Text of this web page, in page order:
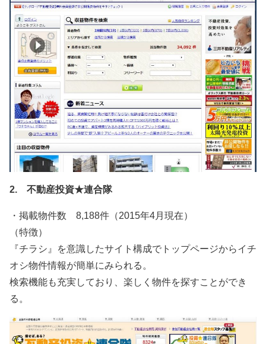
2. 不動産投資★連合隊
・掲載物件数 8,188件（2015年4月現在）
（特徴）
『チラシ』を意識したサイト構成でトップページからイチ
オシ物件情報が簡単にみられる。
検索機能も充実しており、楽しく物件を探すことができ
る。